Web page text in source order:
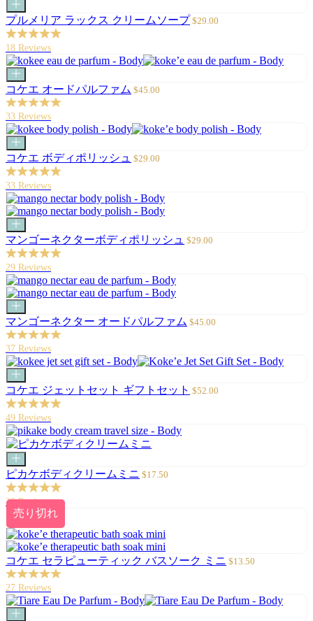
カ
ー
ト
に
追
加
プルメリア ラックス クリームソープ セ
格
$29.00
18 Reviews
カ
ー
ト
に
追
加
コケエ オードパルファム セ
価
格
$45.00
33 Reviews
カ
ー
ト
に
追
加
コケエ ボディポリッシュ セ
価
格
$29.00
33 Reviews
カ
ー
ト
に
追
加
マンゴーネクターボディポリッシュ セ
$29.00
29 Reviews
カ
ー
ト
に
追
加
マンゴーネクター オードパルファム セ
価
格
$45.00
37 Reviews
カ
ー
ト
に
追
加
コケエ ジェットセット ギフトセット セ
$52.00
49 Reviews
カ
ー
ト
に
追
ピカケボディクリームミニ セ
$17.50
23 Reviews
売り切れ
コケエ セラピューティック バスソーク ミニ セ
価
格
$13.50
27 Reviews
カ